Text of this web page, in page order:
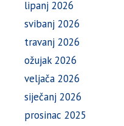
lipanj 2026
svibanj 2026
travanj 2026
ožujak 2026
veljača 2026
siječanj 2026
prosinac 2025